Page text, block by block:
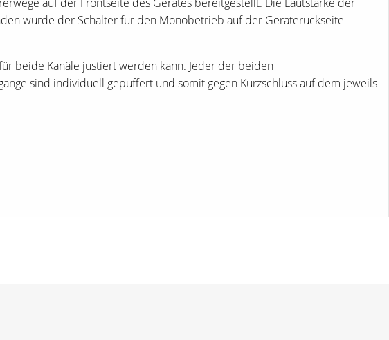
wurde der Schalter für den Monobetrieb auf der Geräterückseite
beide Kanäle justiert werden kann. Jeder der beiden
sind individuell gepuffert und somit gegen Kurzschluss auf dem jeweils